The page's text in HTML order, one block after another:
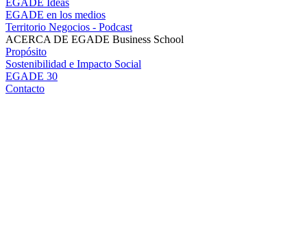
EGADE Ideas
EGADE en los medios
Territorio Negocios - Podcast
ACERCA DE EGADE Business School
Propósito
Sostenibilidad e Impacto Social
EGADE 30
Contacto